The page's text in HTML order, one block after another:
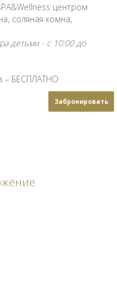
центром
соляная комна,
детьми - с 10:00 до
– БЕСПЛАТНО
Забронировать